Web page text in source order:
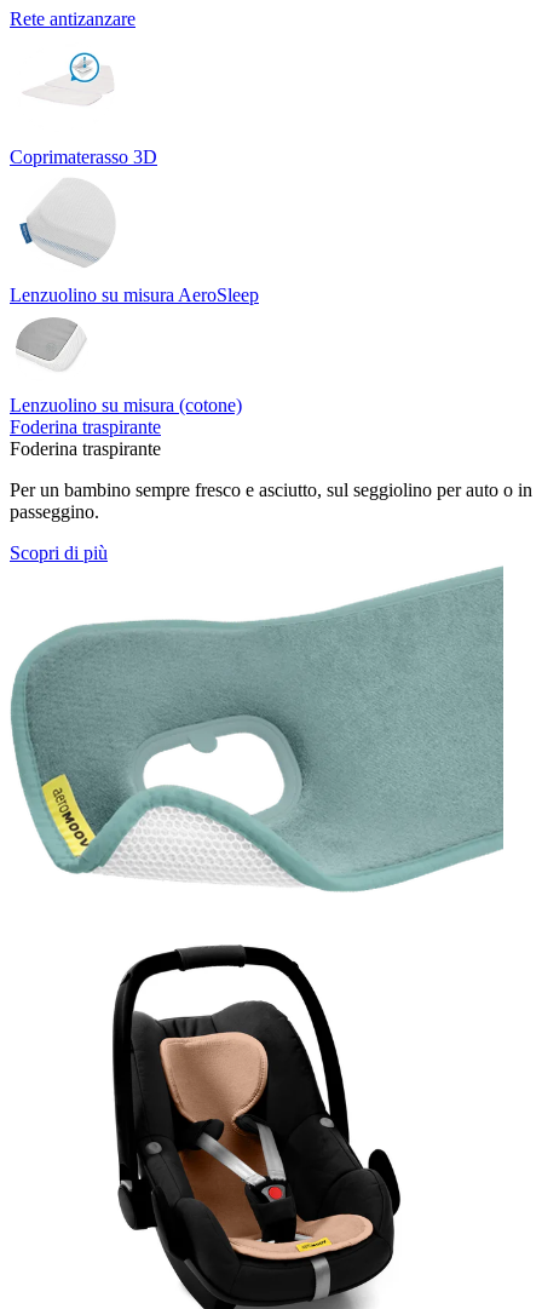
Rete antizanzare
Coprimaterasso 3D
Lenzuolino su misura AeroSleep
Lenzuolino su misura (cotone)
Foderina traspirante
Foderina traspirante
Per un bambino sempre fresco e asciutto, sul seggiolino per auto o in
passeggino.
Scopri di più